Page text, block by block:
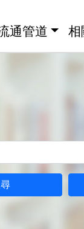
通管道 相